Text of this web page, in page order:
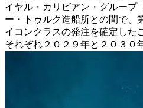
イヤル・カリビアン・グループ
ー・トゥルク造船所との間で、
イコンクラスの発注を確定した
それぞれ２０２９年と２０３０